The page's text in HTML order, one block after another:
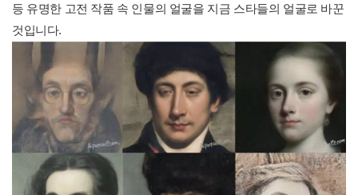
등 유명한 고전 작품 속 인물의 얼굴을 지금 스타들의 얼굴로 바꾼
것입니다.